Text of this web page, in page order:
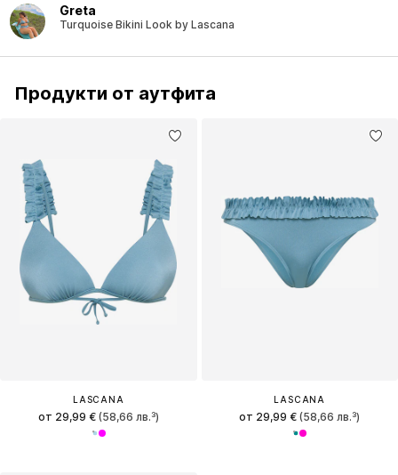
Greta
Turquoise Bikini Look by Lascana
Продукти от аутфита
LASCANA
от 29,99 €(58,66 лв.³)
LASCANA
от 29,99 € (58,66 лв.³)